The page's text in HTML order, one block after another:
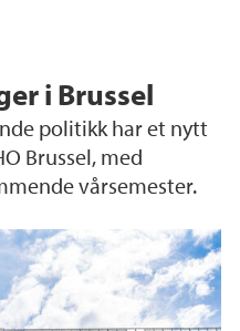
i Brussel
politikk har et nytt
Brussel, med
vårsemester.